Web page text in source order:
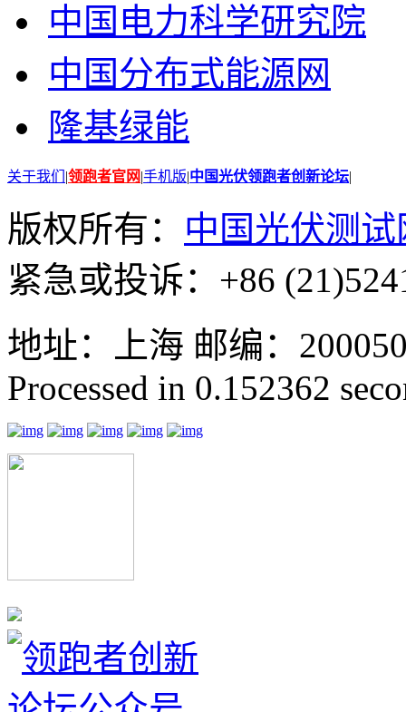
中国电力科学研究院
中国分布式能源网
隆基绿能
关于我们 |领跑者官网|手机版|中国光伏领跑者创新论坛|
版权所有： 中国光伏测试
紧急或投诉：+86
地址：上海 邮编：
Processed in 0.152362